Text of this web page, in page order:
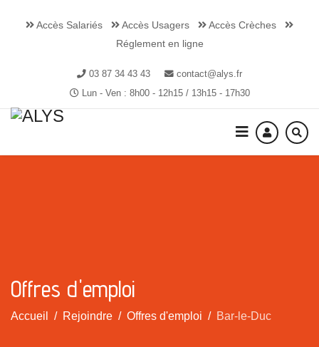
Accès Salariés Accès Usagers
Accès Crèches
Réglement en ligne
03 87 34 43 43
contact@alys.fr
Lun - Ven : 8h00 - 12h15 / 13h15 - 17h30
Offres d'emploi
Accueil Rejoindre Offres d'emploi Bar-le-Duc